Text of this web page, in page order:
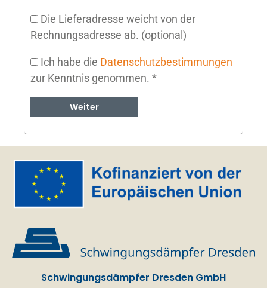
Die Lieferadresse weicht von der
Rechnungsadresse ab. (optional)
Ich habe die Datenschutzbestimmungen
zur Kenntnis genommen. *
Weiter
Schwingungsdämpfer Dresden GmbH